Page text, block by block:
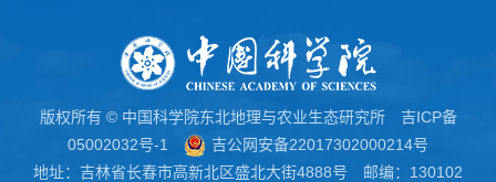
版权所有 © 中国科学院东北地理与农业生态研究所 吉ICP备
05002032号-1
吉公网安备22017302000214号
地址：吉林省长春市高新北区盛北大街4888号 邮编：130102